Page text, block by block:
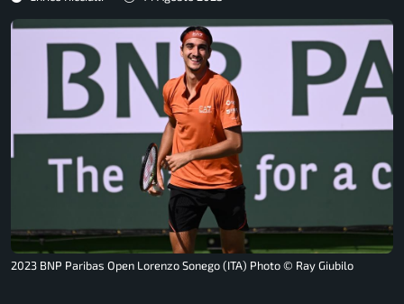
2023 BNP Paribas Open Lorenzo Sonego (ITA) Photo © Ray Giubilo